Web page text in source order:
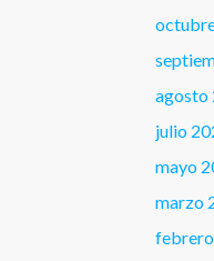
agosto
julio
mayo
marzo